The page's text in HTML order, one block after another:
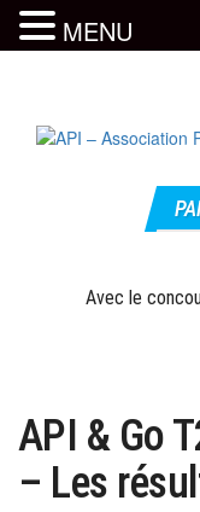
content
Avec le
API & Go
– Les
MENU